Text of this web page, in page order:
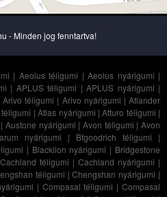
- Minden jog fenntartva!
| Aeolus téligumi |Aeolus nyárigumi |
| APLUS téligumi |APLUS nyárigumi |
Arivo téligumi | Arivo nyárigumi |Atlander
|Atlas nyárigumi |Atturo téligumi |
|Austone nyárigumi |Avon téligumi |Avon
nyárigumi | Bfgoodrich téligumi |
| Blacklion nyárigumi | Bridgestone
Cachland téligumi | Cachland nyárigumi |
téligumi |Chengshan nyárigumi |
| Compasal téligumi |Compasal